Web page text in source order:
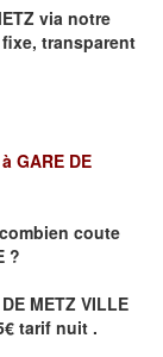
via notre
transparent
GARE DE
combien coute
?
METZ VILLE
tarif nuit .